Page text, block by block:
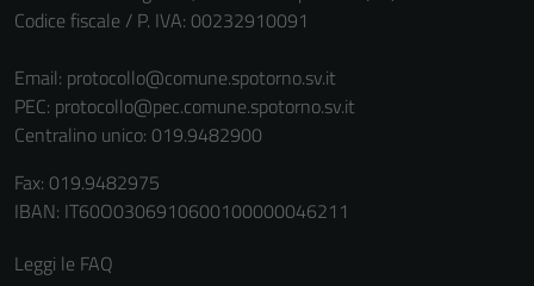
Codice fiscale / P. IVA: 00232910091
Email: protocollo@comune.spotorno.sv.it
PEC: protocollo@pec.comune.spotorno.sv.it
Centralino unico: 019.9482900
Fax: 019.9482975
IBAN: IT60O0306910600100000046211
Leggi le FAQ
sono necessari
del sito e non
possono
Questi cookie